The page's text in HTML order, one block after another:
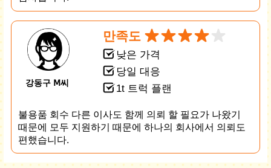
강동구 Ⅿ씨
만족도
낮은 가격
당일 대응
1t 트럭 플랜
불용품 회수 다른 이사도 함께 의뢰 할 필요가 나왔기
때문에 모두 지원하기 때문에 하나의 회사에서 의뢰도
편했습니다.